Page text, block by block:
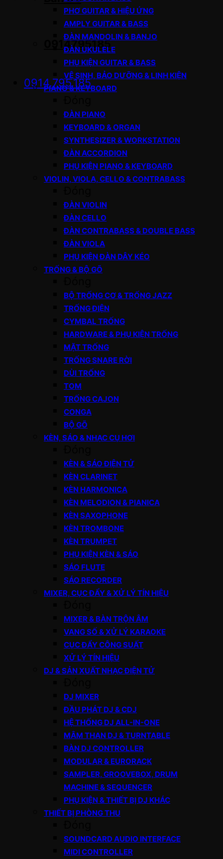
0914795185
0914.795.185
PHƠ GUITAR & HIỆU ỨNG
AMPLY GUITAR & BASS
ĐÀN MANDOLIN & BANJO
ĐÀN UKULELE
PHỤ KIỆN GUITAR & BASS
VỆ SINH, BẢO DƯỠNG & LINH KIỆN
PIANO & KEYBOARD
ĐÀN PIANO
KEYBOARD & ORGAN
SYNTHESIZER & WORKSTATION
ĐÀN ACCORDION
PHỤ KIỆN PIANO & KEYBOARD
VIOLIN, VIOLA, CELLO & CONTRABASS
ĐÀN VIOLIN
ĐÀN CELLO
ĐÀN CONTRABASS & DOUBLE BASS
ĐÀN VIOLA
PHỤ KIỆN ĐÀN DÂY KÉO
TRỐNG & BỘ GÕ
BỘ TRỐNG CƠ & TRỐNG JAZZ
TRỐNG ĐIỆN
CYMBAL TRỐNG
HARDWARE & PHỤ KIỆN TRỐNG
MẶT TRỐNG
TRỐNG SNARE RỜI
DÙI TRỐNG
TOM
TRỐNG CAJON
CONGA
BỘ GÕ
KÈN, SÁO & NHẠC CỤ HƠI
KÈN & SÁO ĐIỆN TỬ
KÈN CLARINET
KÈN HARMONICA
KÈN MELODION & PIANICA
KÈN SAXOPHONE
KÈN TROMBONE
KÈN TRUMPET
PHỤ KIỆN KÈN & SÁO
SÁO FLUTE
SÁO RECORDER
MIXER, CỤC ĐẨY & XỬ LÝ TÍN HIỆU
MIXER & BÀN TRỘN ÂM
VANG SỐ & XỬ LÝ KARAOKE
CỤC ĐẨY CÔNG SUẤT
XỬ LÝ TÍN HIỆU
DJ & SẢN XUẤT NHẠC ĐIỆN TỬ
DJ MIXER
ĐẦU PHÁT DJ & CDJ
HỆ THỐNG DJ ALL-IN-ONE
MÂM THAN DJ & TURNTABLE
BÀN DJ CONTROLLER
MODULAR & EURORACK
SAMPLER, GROOVEBOX, DRUM
MACHINE & SEQUENCER
PHỤ KIỆN & THIẾT BỊ DJ KHÁC
THIẾT BỊ PHÒNG THU
SOUNDCARD AUDIO INTERFACE
MIDI CONTROLLER